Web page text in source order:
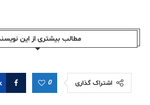
مطالب بیشتری از این
اشتراک گذاری 0